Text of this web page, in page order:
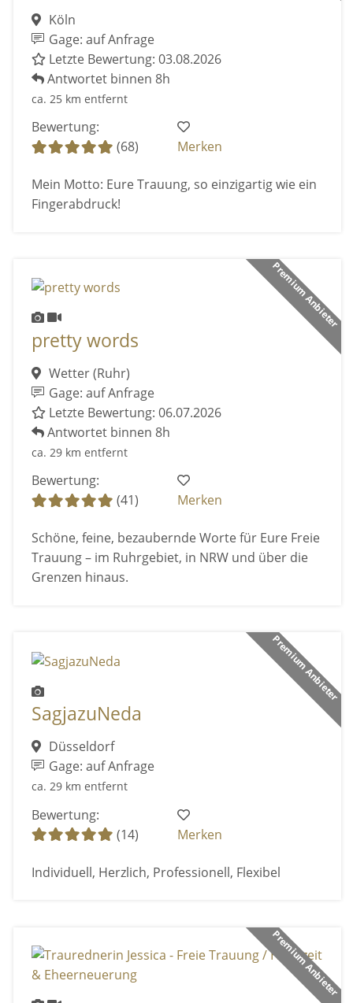
Köln
Gage: auf Anfrage
Letzte Bewertung: 03.08.2026
Antwortet binnen 8h
ca. 25 km entfernt
Bewertung:
(68)
Merken
Mein Motto: Eure Trauung, so einzigartig wie ein
Fingerabdruck!
Premium Anbieter
pretty words
Wetter (Ruhr)
Gage: auf Anfrage
Letzte Bewertung: 06.07.2026
Antwortet binnen 8h
ca. 29 km entfernt
Bewertung:
(41)
Merken
Schöne, feine, bezaubernde Worte für Eure Freie
Trauung – im Ruhrgebiet, in NRW und über die
Grenzen hinaus.
Premium Anbieter
SagjazuNeda
Düsseldorf
Gage: auf Anfrage
ca. 29 km entfernt
Bewertung:
(14)
Merken
Individuell, Herzlich, Professionell, Flexibel
Premium Anbieter